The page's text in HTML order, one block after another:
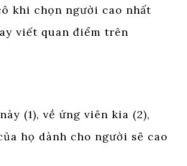
khi chọn người cao nhất
viết quan điểm trên
(1), về ứng viên kia (2),
họ dành cho người sẽ cao